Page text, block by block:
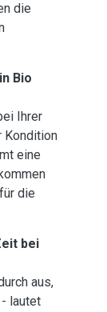
die
Bio
Ihrer
Kondition
eine
die
bei
aus,
lautet